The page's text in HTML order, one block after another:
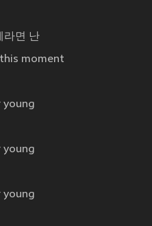
라면 난
moment
young
young
young